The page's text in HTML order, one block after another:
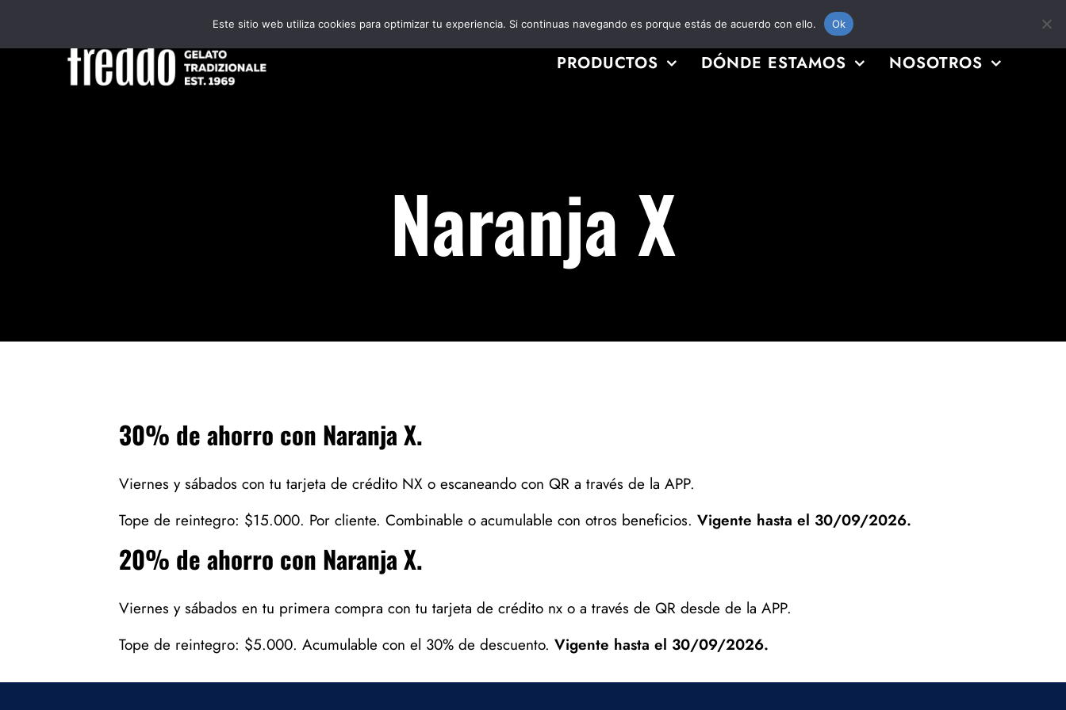
content
PRODUCTOS DÓNDE ESTAMOS NOSOTROS
Naranja X
30% de ahorro con Naranja X.
Viernes y sábados con tu tarjeta de crédito NX o escaneando con QR a través de la APP.
Tope de reintegro: $15.000. Por cliente. Combinable o acumulable con otros beneficios.Vigente hasta el 30/09/2026.
20% de ahorro con Naranja X.
Viernes y sábados en tu primera compra con tu tarjeta de crédito nx o a través de QR desde de la APP.
Tope de reintegro: $5.000. Acumulable con el 30% de descuento.Vigente hasta el 30/09/2026.
Este sitio web utiliza cookies para optimizar tu experiencia. Si continuas navegando es porque estás de acuerdo con ello. Ok